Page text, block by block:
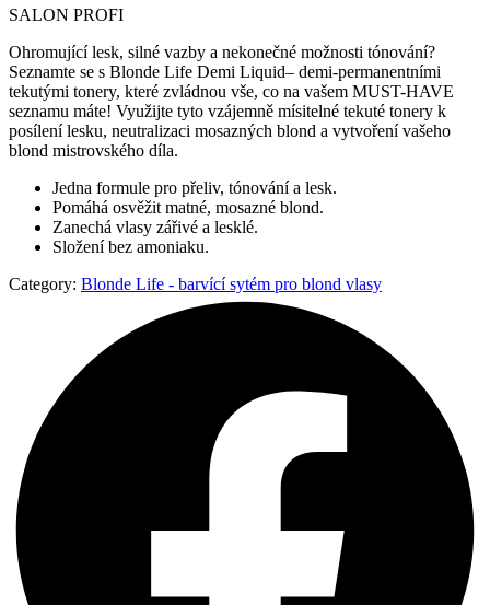
SALON PROFI
Ohromující lesk, silné vazby a nekonečné možnosti tónování?
Seznamte se s Blonde Life Demi Liquid– demi-permanentními
tekutými tonery, které zvládnou vše, co na vašem MUST-HAVE
seznamu máte! Využijte tyto vzájemně mísitelné tekuté tonery k
posílení lesku, neutralizaci mosazných blond a vytvoření vašeho
blond mistrovského díla.
Jedna formule pro přeliv, tónování a lesk.
Pomáhá osvěžit matné, mosazné blond.
Zanechá vlasy zářivé a lesklé.
Složení bez amoniaku.
Category: Blonde Life - barvící sytém pro blond vlasy